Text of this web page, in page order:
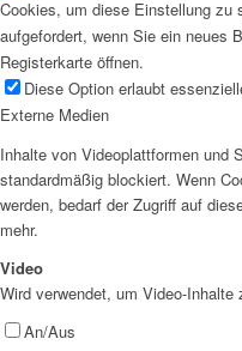
Cookies, um diese Einstellung zu
aufgefordert, wenn Sie ein neues
Registerkarte öffnen.
Diese Option erlaubt
Externe Medien
Inhalte von Videoplattformen und
standardmäßig blockiert. Wenn
werden, bedarf der Zugriff auf
mehr.
Video
Wird verwendet, um Video-Inhalte
An/Aus